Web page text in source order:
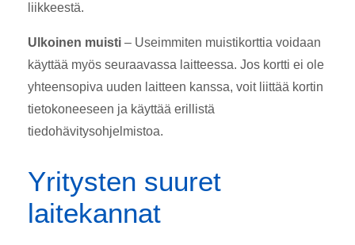
liikkeestä.
Ulkoinen muisti – Useimmiten muistikorttia voidaan
käyttää myös seuraavassa laitteessa. Jos kortti ei ole
yhteensopiva uuden laitteen kanssa, voit liittää kortin
tietokoneeseen ja käyttää erillistä
tiedohävitysohjelmistoa.
Yritysten suuret
laitekannat